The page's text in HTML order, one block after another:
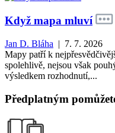
Když mapa mluví
Jan D. Bláha | 7. 7. 2026
Mapy patří k
spolehlivě, nejsou však
výsledkem rozhodnutí,...
Předplatným